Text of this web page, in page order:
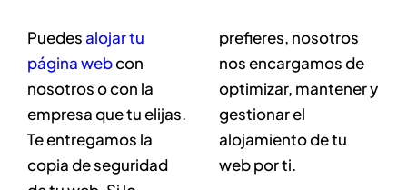
Puedesalojar tu
página webcon
nosotros o con la
empresa que tu elijas.
Te entregamos la
copia de seguridad
prefieres, nosotros
nos encargamos de
optimizar, mantener y
gestionar el
alojamiento de tu
web por ti.